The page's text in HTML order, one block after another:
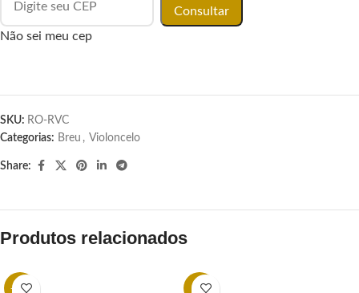
Consultar
Não sei meu cep
SKU: RO-RVC
Categorias: Breu , Violoncelo
Share:
Produtos relacionados
-32% -3%